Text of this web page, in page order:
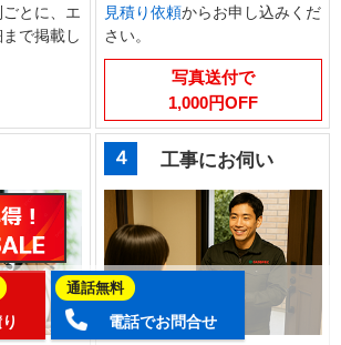
とに、エ
で掲載し
見積り依頼からお申し込みくだ
さい。
写真送付で
1,000円OFF
４ 工事にお伺い
通話無料
電話でお問合せ